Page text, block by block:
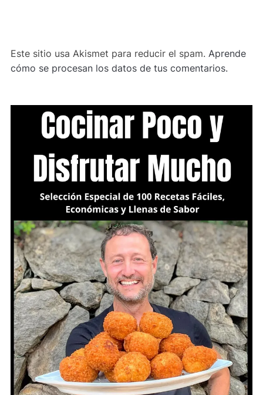
Este sitio usa Akismet para reducir el spam. Aprende
cómo se procesan los datos de tus comentarios.